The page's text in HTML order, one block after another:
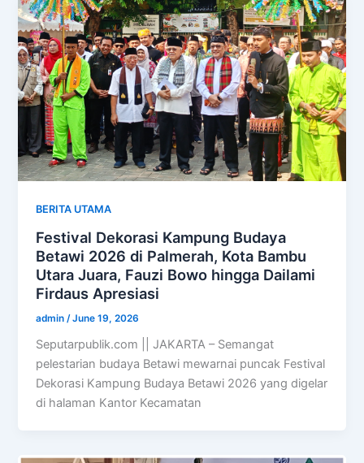
BERITA UTAMA
Festival Dekorasi Kampung Budaya
Betawi 2026 di Palmerah, Kota Bambu
Utara Juara, Fauzi Bowo hingga Dailami
Firdaus Apresiasi
admin /June 19, 2026
Seputarpublik.com || JAKARTA – Semangat
pelestarian budaya Betawi mewarnai puncak Festival
Dekorasi Kampung Budaya Betawi 2026 yang digelar
di halaman Kantor Kecamatan